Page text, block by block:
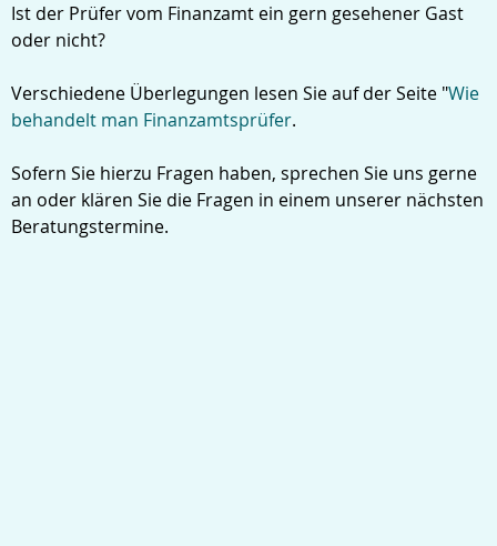
Ist der Prüfer vom Finanzamt ein gern gesehener Gast
oder nicht?
Verschiedene Überlegungen lesen Sie auf der Seite "Wie
behandelt man Finanzamtsprüfer.
Sofern Sie hierzu Fragen haben, sprechen Sie uns gerne
an oder klären Sie die Fragen in einem unserer nächsten
Beratungstermine.